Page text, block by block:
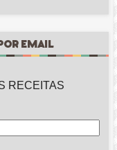
EMAIL
RECEITAS